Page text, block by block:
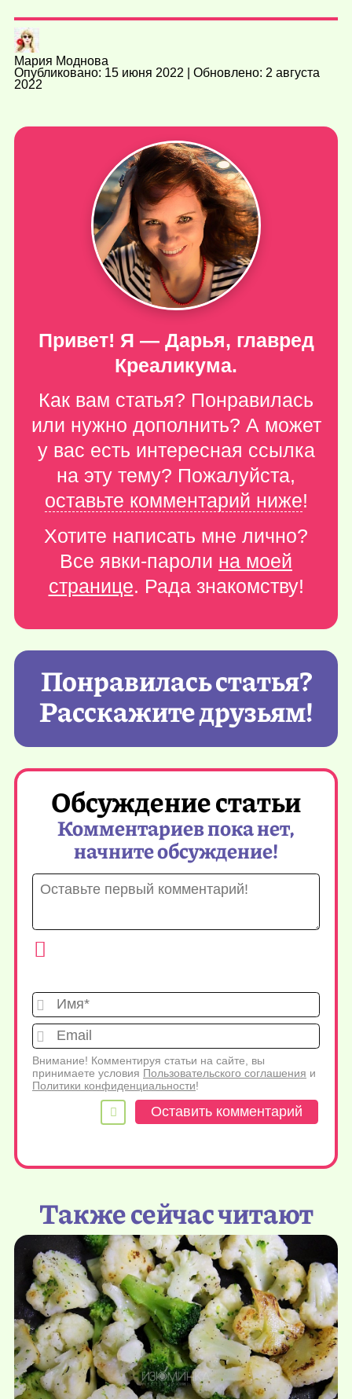
Мария Моднова
Опубликовано: 15 июня 2022 | Обновлено: 2 августа
2022
Привет! Я — Дарья, главред
Креаликума.
Как вам статья? Понравилась
или нужно дополнить? А может
у вас есть интересная ссылка
на эту тему? Пожалуйста,
оставьте комментарий ниже!
Хотите написать мне лично?
Все явки-пароли на моей
странице. Рада знакомству!
Понравилась статья?
Расскажите друзьям!
Обсуждение статьи
Комментариев пока нет,
начните обсуждение!
Имя*
Внимание! Комментируя статьи на сайте, вы
принимаете условия Пользовательского соглашения и
Политики конфиденциальности!
Также сейчас читают